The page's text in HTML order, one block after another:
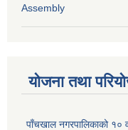
Assembly
योजना तथा
पाँचखाल नगरपालिकाको १०